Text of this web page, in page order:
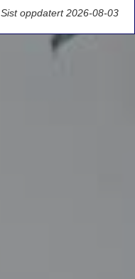
Sist oppdatert 2026-08-03